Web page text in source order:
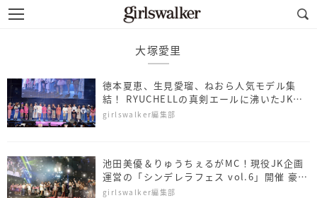
大塚愛里
徳本夏恵、生見愛瑠、ねおら人気モデル集
結！ RYUCHELLの真剣エールに沸いたJK限
定「シンデレラフェスvol.6」
girlswalker編集部
池田美優＆りゅうちぇるがMC！現役JK企画
運営の「シンデレラフェス vol.6」開催 豪華
ゲスト集結
girlswalker編集部